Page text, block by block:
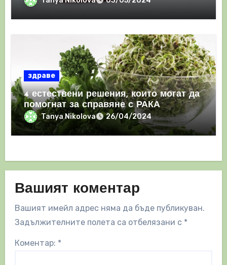
здраве
4 естествени решения, които могат да
помогнат за справяне с РАКА
Tanya Nikolova 26/04/2024
Вашият коментар
Вашият имейл адрес няма да бъде публикуван.
Задължителните полета са отбелязани с *
Коментар: *